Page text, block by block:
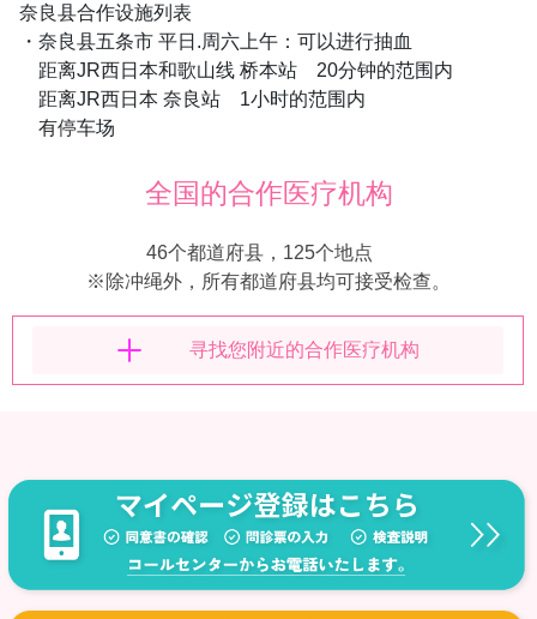
奈良县合作设施列表
・奈良县五条市 平日.周六上午：可以进行抽血
距离JR西日本和歌山线 桥本站 20分钟的范围内
距离JR西日本 奈良站 1小时的范围内
有停车场
全国的合作医疗机构
46个都道府县，125个地点
※除冲绳外，所有都道府县均可接受检查。
寻找您附近的合作医疗机构